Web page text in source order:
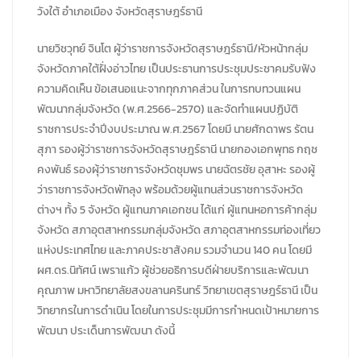
วังใต้ อำเภอเมือง จังหวัดสุราษฎร์ธานี
นายวิชวุทย์ จินโต ผู้ว่าราชการจังหวัดสุราษฎร์ธานี/หัวหน้ากลุ่ม
จังหวัดภาคใต้ฝั่งอ่าวไทย เป็นประธานการประชุมประชาคมรับฟัง
ความคิดเห็น ข้อเสนอแนะจากทุกภาคส่วน ในการทบทวนแผน
พัฒนากลุ่มจังหวัด (พ.ศ.2566-2570) และจัดทำแผนปฏิบัติ
ราชการประจำปีงบประมาณ พ.ศ.2567 โดยมี นายศักดาพร รัตน
สุภา รองผู้ว่าราชการจังหวัดสุราษฎร์ธานี นายกองเอกพุทธ กฤช
คงพันธ์ รองผุ้ว่าราชการจังหวัดชุมพร นายฉัตรชัย อุสาหะ รองผู้
ว่าราชการจังหวัดพัทลุง พร้อมด้วยผู้แทนส่วนราชการจังหวัด
ต่างฯ ทั้ง 5 จังหวัด ผู้แทนภาคเอกชน ได้แก่ ผู้แทนหอการค้ากลุ่ม
จังหวัด สภาอุตสาหกรรมกลุ่มจังหวัด สภาอุตสาหกรรมท่องเที่ยว
แห่งประเทศไทย และภาคประชาสังคม รวมจำนวน 140 คน โดยมี
ผศ.ดร.นิทัศน์ เพราแก้ว ผู้ช่วยอธิการบดีฝ่ายบริการและพัฒนา
คุณภาพ มหาวิทยาลัยสงขลานครินทร์ วิทยาเขตสุราษฎร์ธานี เป็น
วิทยากรในการดำเนิน โดยในการประชุมมีการกำหนดเป้าหมายการ
พัฒนา ประเด็นการพัฒนา ดังนี้